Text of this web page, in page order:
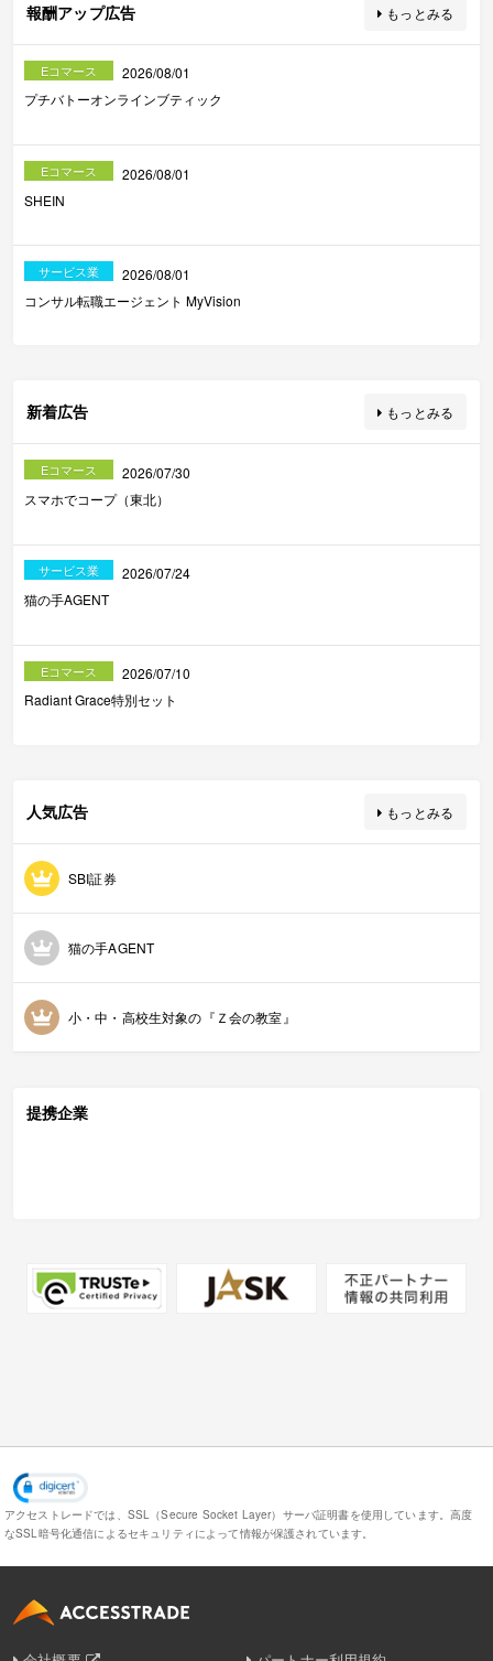
報酬アップ広告 もっとみる
Eコマース
2026/08/01
プチバトーオンラインブティック
Eコマース
2026/08/01
SHEIN
サービス業
2026/08/01
コンサル転職エージェント MyVision
新着広告 もっとみる
Eコマース
2026/07/30
スマホでコープ（東北）
サービス業
2026/07/24
猫の手AGENT
Eコマース
2026/07/10
Radiant Grace特別セット
人気広告 もっとみる
SBI証券
猫の手AGENT
小・中・高校生対象の『Ｚ会の教室』
提携企業
アクセストレードでは、SSL（Secure Socket Layer）サーバ証明書を使用しています。高度
なSSL暗号化通信によるセキュリティによって情報が保護されています。